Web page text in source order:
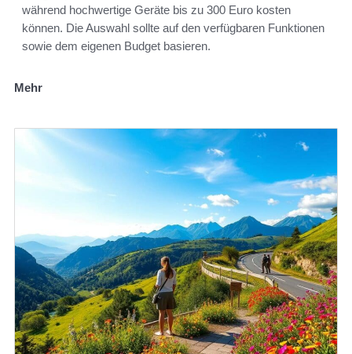
während hochwertige Geräte bis zu 300 Euro kosten
können. Die Auswahl sollte auf den verfügbaren Funktionen
sowie dem eigenen Budget basieren.
Mehr